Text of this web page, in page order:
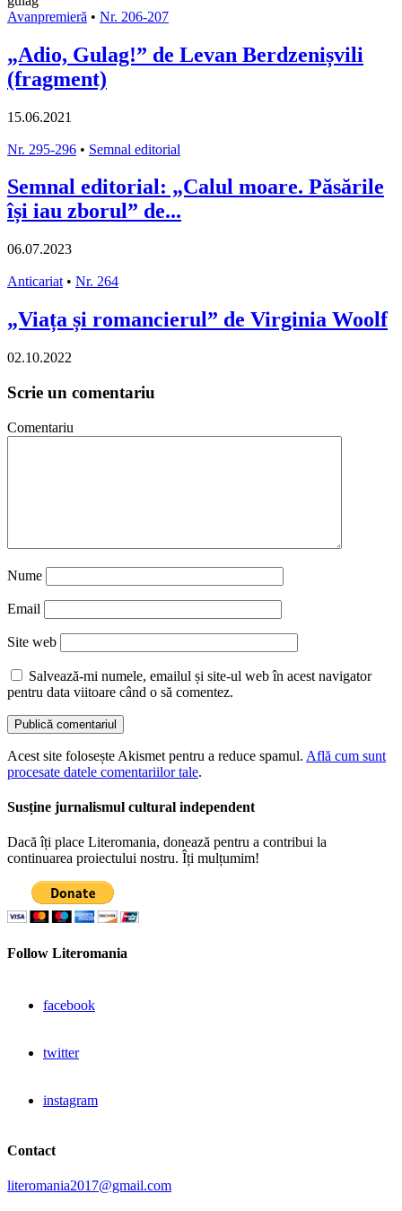
Avanpremieră • Nr. 206-207
„Adio, Gulag!” de Levan Berdzenișvili
(fragment)
15.06.2021
Nr. 295-296 • Semnal editorial
Semnal editorial: „Calul moare. Păsările
își iau zborul” de...
06.07.2023
Anticariat • Nr. 264
„Viața și romancierul” de Virginia Woolf
02.10.2022
Scrie un comentariu
Comentariu
Nume
Email
Site web
Salvează-mi numele, emailul și site-ul web în acest navigator
pentru data viitoare când o să comentez.
Acest site folosește Akismet pentru a reduce spamul. Află cum sunt
procesate datele comentariilor tale.
Susține jurnalismul cultural independent
Dacă îți place Literomania, donează pentru a contribui la
continuarea proiectului nostru. Îți mulțumim!
Follow Literomania
facebook
twitter
instagram
Contact
literomania2017@gmail.com